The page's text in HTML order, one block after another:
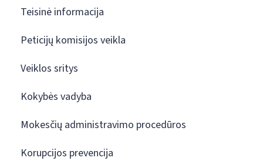
Teisinė informacija
Peticijų komisijos veikla
Veiklos sritys
Kokybės vadyba
Mokesčių administravimo procedūros
Korupcijos prevencija